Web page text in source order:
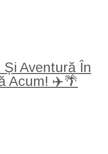
Aventură În
Acum! ✈️🌴